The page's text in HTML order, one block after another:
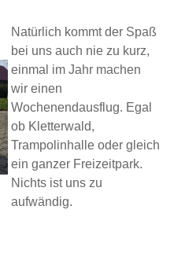
Natürlich kommt der Spaß
bei uns auch nie zu kurz,
einmal im Jahr machen
wir einen
Wochenendausflug. Egal
ob Kletterwald,
Trampolinhalle oder gleich
ein ganzer Freizeitpark.
Nichts ist uns zu
aufwändig.